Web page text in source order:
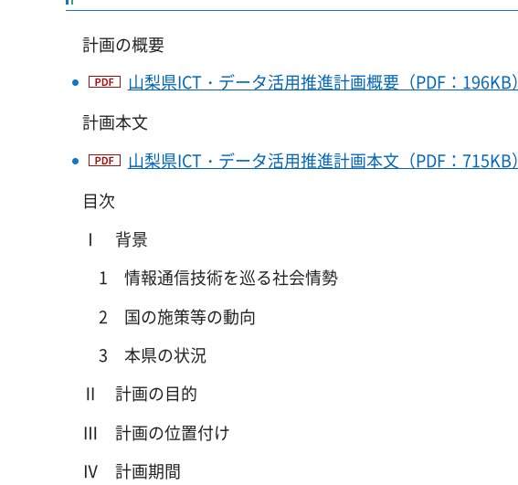
計画の概要
山梨県ICT・データ活用推進計画概要（PDF：196KB）
計画本文
山梨県ICT・データ活用推進計画本文（PDF：715KB）
目次
Ⅰ 背景
1 情報通信技術を巡る社会情勢
2 国の施策等の動向
3 本県の状況
Ⅱ 計画の目的
Ⅲ 計画の位置付け
Ⅳ 計画期間